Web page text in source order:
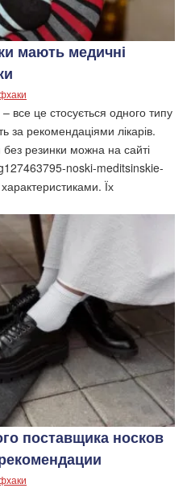
мають медичні
все це стосується одного типу
за рекомендаціями лікарів.
резинки можна на сайті
noski-meditsinskie-
Їх
поставщика носков